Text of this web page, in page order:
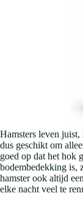
Hamsters leven
dus geschikt om
goed op dat het hok
bodembedekking is,
hamster ook altijd
elke nacht veel te